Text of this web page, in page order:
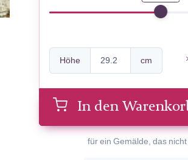
Höhe cm
In den
für ein Gemälde, das